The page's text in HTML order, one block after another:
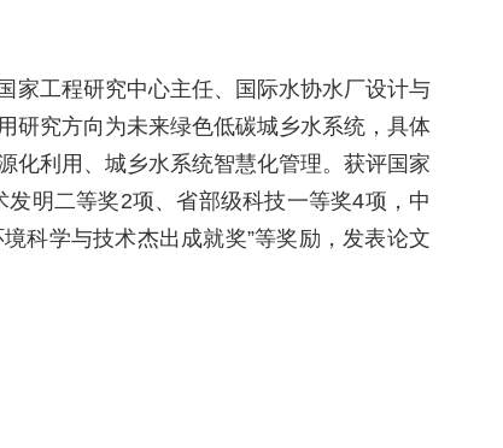
家工程研究中心主任、国际水协水厂设计与
研究方向为未来绿色低碳城乡水系统，具体
化利用、城乡水系统智慧化管理。获评国家
明二等奖2项、省部级科技一等奖4项，中
科学与技术杰出成就奖”等奖励，发表论文